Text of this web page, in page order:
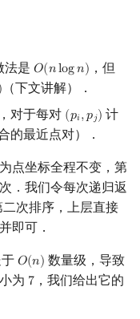
法是𝑂(𝑛log𝑛)
O(nlogn)
，但
（下文讲解）．
，对于每对 (𝑝𝑖,𝑝𝑗)
(pi,pj) 计
的最近点对）．
点坐标全程不变，第
．我们令每次递归返
次排序，上层直接
即可．
𝑂(𝑛)
O(n) 数量级，导致
为 7
7 ，我们给出它的